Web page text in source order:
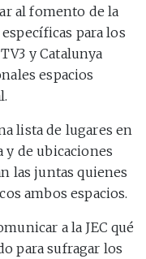
al fomento de la
para los
y Catalunya
espacios
lista de lugares en
y de ubicaciones
las juntas quienes
ambos espacios.
a la JEC qué
para sufragar los